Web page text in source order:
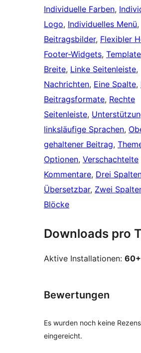
Individuelle Farben,
Logo, Individuelles Menü
Beitragsbilder, Flexibler
Footer-Widgets,
Breite, Linke Seitenleiste
Nachrichten, Eine Spalte,
Beitragsformate, Rechte
Seitenleiste,
linksläufige Sprachen,
gehaltener Beitrag,
Optionen, Verschachtelte
Kommentare, Drei
Übersetzbar, Zwei
Blöcke
Downloads pro
Aktive Installationen: 60+
Bewertungen
Es wurden noch keine
eingereicht.